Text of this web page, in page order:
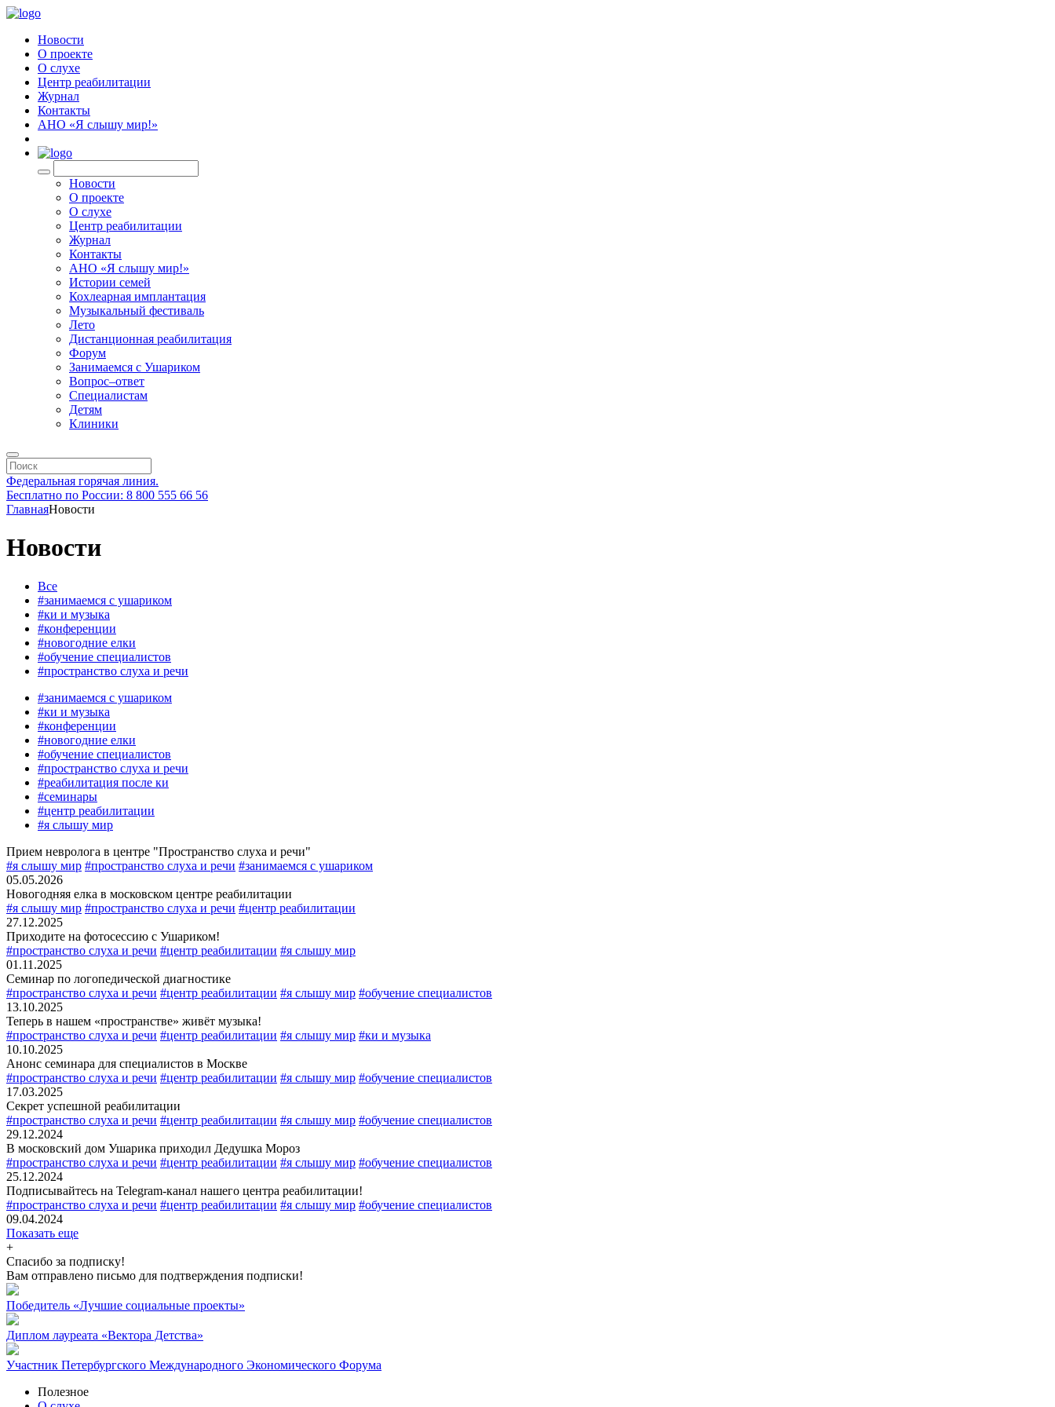
Новости
О проекте
О слухе
Центр реабилитации
Журнал
Контакты
АНО «Я слышу мир!»
Новости
О проекте
О слухе
Центр реабилитации
Журнал
Контакты
АНО «Я слышу мир!»
Истории семей
Кохлеарная имплантация
Музыкальный фестиваль
Лето
Дистанционная реабилитация
Форум
Занимаемся с Ушариком
Вопрос–ответ
Специалистам
Детям
Клиники
Федеральная горячая линия.
Бесплатно по России: 8 800 555 66 56
ГлавнаяНовости
Новости
Все
#занимаемся с ушариком
#ки и музыка
#конференции
#новогодние елки
#обучение специалистов
#пространство слуха и речи
#занимаемся с ушариком
#ки и музыка
#конференции
#новогодние елки
#обучение специалистов
#пространство слуха и речи
#реабилитация после ки
#семинары
#центр реабилитации
#я слышу мир
Прием невролога в центре "Пространство слуха и речи"
#я слышу мир #пространство слуха и речи #занимаемся с ушариком
05.05.2026
Новогодняя елка в московском центре реабилитации
#я слышу мир #пространство слуха и речи #центр реабилитации
27.12.2025
Приходите на фотосессию с Ушариком!
#пространство слуха и речи #центр реабилитации #я слышу мир
01.11.2025
Семинар по логопедической диагностике
#пространство слуха и речи #центр реабилитации #я слышу мир #обучение специалистов
13.10.2025
Теперь в нашем «пространстве» живёт музыка!
#пространство слуха и речи #центр реабилитации #я слышу мир #ки и музыка
10.10.2025
Анонс семинара для специалистов в Москве
#пространство слуха и речи #центр реабилитации #я слышу мир #обучение специалистов
17.03.2025
Секрет успешной реабилитации
#пространство слуха и речи #центр реабилитации #я слышу мир #обучение специалистов
29.12.2024
В московский дом Ушарика приходил Дедушка Мороз
#пространство слуха и речи #центр реабилитации #я слышу мир #обучение специалистов
25.12.2024
Подписывайтесь на Telegram-канал нашего центра реабилитации!
#пространство слуха и речи #центр реабилитации #я слышу мир #обучение специалистов
09.04.2024
Показать еще
+
Спасибо за подписку!
Вам отправлено письмо для подтверждения подписки!
Победитель «Лучшие социальные проекты»
Диплом лауреата «Вектора Детства»
Участник Петербургского Международного Экономического Форума
Полезное